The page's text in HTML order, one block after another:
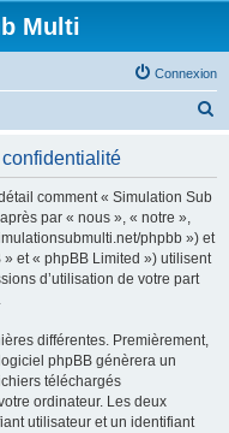
Multi
Connexion
comment « Simulation Sub
par « nous », « notre »,
phpbb ») et
et « phpBB Limited ») utilisent
d’utilisation de votre part
différentes. Premièrement,
phpBB génèrera un
téléchargés
ordinateur. Les deux
utilisateur et un identifiant